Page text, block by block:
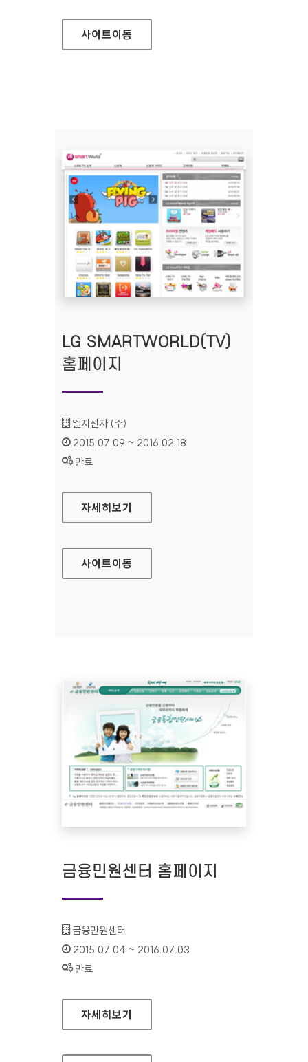
사이트이동
LG SMARTWORLD(TV)
홈페이지
기관명 :
엘지전자 (주)
인증기간 :
2015.07.09 ~ 2016.02.18
상태 :
만료
LG SMARTWORLD(TV) 홈페이지
자세히보기
사이트이동
금융민원센터 홈페이지
기관명 :
금융민원센터
인증기간 :
2015.07.04 ~ 2016.07.03
상태 :
만료
금융민원센터 홈페이지
자세히보기